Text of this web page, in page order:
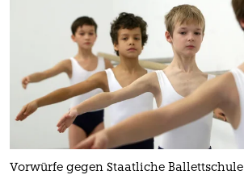
Vorwürfe gegen Staatliche Ballettschule